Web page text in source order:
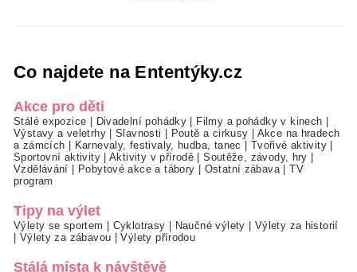
Co najdete na Ententýky.cz
Akce pro děti
Stálé expozice Divadelní pohádky Filmy a pohádky v kinech
Výstavy a veletrhy|Slavnosti Poutě a cirkusy
Akce na hradech
a zámcích
Karnevaly, festivaly, hudba, tanec Tvořivé aktivity
Sportovní aktivity|Aktivity v přírodě |Soutěže, závody, hry
Vzdělávání
Pobytové akce a tábory Ostatní zábava|TV
program
Tipy na výlet
Výlety se sportem Cyklotrasy Naučné výlety
Výlety za historií
Výlety za zábavou |Výlety přírodou
Stálá místa k návštěvě